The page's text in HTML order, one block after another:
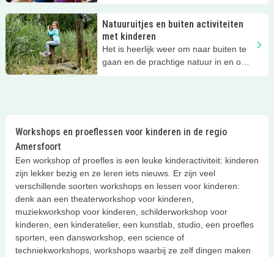
Amersfoort en omgeving is er van alles
te doen. Hieronder vind je alvast een
paar leuke winterse tips en uitjes voor
de komende tijd! Fijne feestdagen!
Natuuruitjes en buiten activiteiten
met kinderen
Het is heerlijk weer om naar buiten te
gaan en de prachtige natuur in en om
Workshops en proeflessen voor kinderen in de regio
Amersfoort
Een workshop of proefles is een leuke kinderactiviteit: kinderen
zijn lekker bezig en ze leren iets nieuws. Er zijn veel
verschillende soorten workshops en lessen voor kinderen:
denk aan een theaterworkshop voor kinderen,
muziekworkshop voor kinderen, schilderworkshop voor
kinderen, een kinderatelier, een kunstlab, studio, een proefles
sporten, een dansworkshop, een science of
techniekworkshops, workshops waarbij ze zelf dingen maken